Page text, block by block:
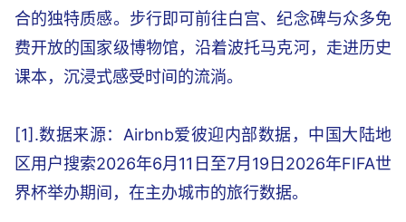
合的独特质感。步行即可前往白宫、纪念碑与众多免
费开放的国家级博物馆，沿着波托马克河，走进历史
课本，沉浸式感受时间的流淌。
[1].数据来源：Airbnb爱彼迎内部数据，中国大陆地
区用户搜索2026年6月11日至7月19日2026年FIFA世
界杯举办期间，在主办城市的旅行数据。